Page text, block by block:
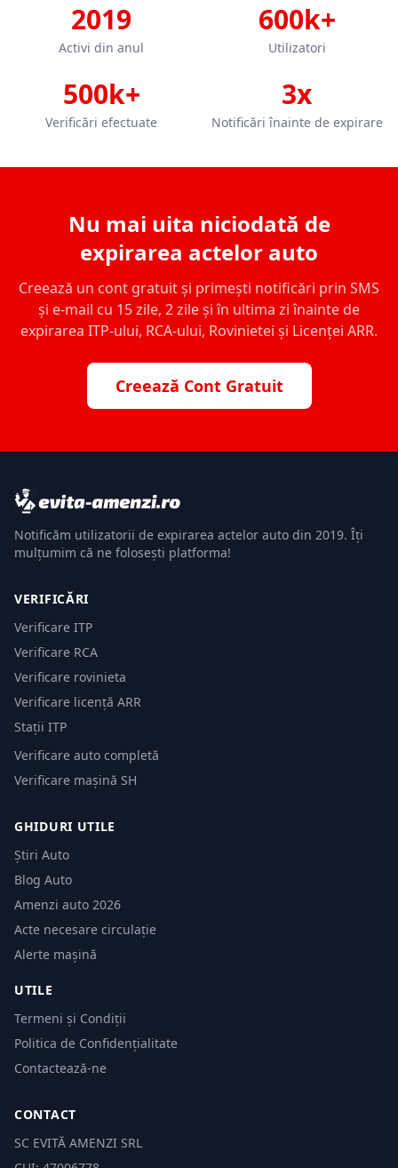
2019
Activi din anul
600k+
Utilizatori
500k+
Verificări efectuate
3x
Notificări înainte de expirare
Nu mai uita niciodată de
expirarea actelor auto
Creează un cont gratuit și primești notificări prin SMS
și e-mail cu 15 zile, 2 zile și în ultima zi înainte de
expirarea ITP-ului, RCA-ului, Rovinietei și Licenței ARR.
Creează Cont Gratuit
Notificăm utilizatorii de expirarea actelor auto din 2019. Îți
mulțumim că ne folosești platforma!
VERIFICĂRI
Verificare ITP
Verificare RCA
Verificare rovinieta
Verificare licență ARR
Stații ITP
Verificare auto completă
Verificare mașină SH
GHIDURI UTILE
Știri Auto
Blog Auto
Amenzi auto 2026
Acte necesare circulație
Alerte mașină
UTILE
Termeni și Condiții
Politica de Confidențialitate
Contactează-ne
CONTACT
SC EVITĂ AMENZI SRL